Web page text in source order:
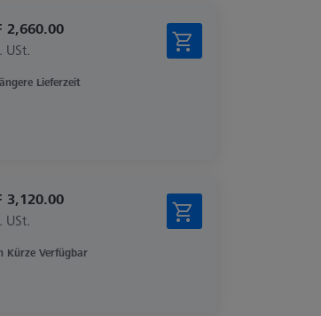
2,660.00
USt.
Lieferzeit
3,120.00
USt.
Kürze Verfügbar